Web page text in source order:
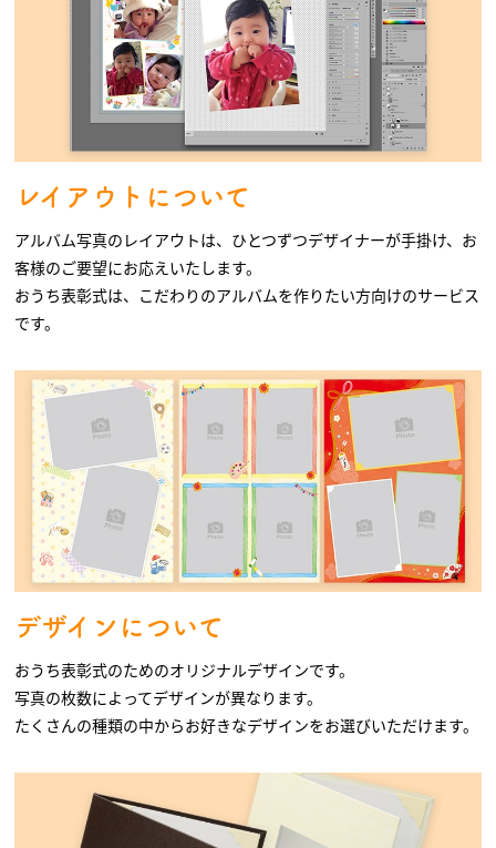
レイアウトについて
アルバム写真のレイアウトは、ひとつずつデザイナーが手掛け、お
客様のご要望にお応えいたします。
おうち表彰式は、こだわりのアルバムを作りたい方向けのサービス
です。
デザインについて
おうち表彰式のためのオリジナルデザインです。
写真の枚数によってデザインが異なります。
たくさんの種類の中からお好きなデザインをお選びいただけます。